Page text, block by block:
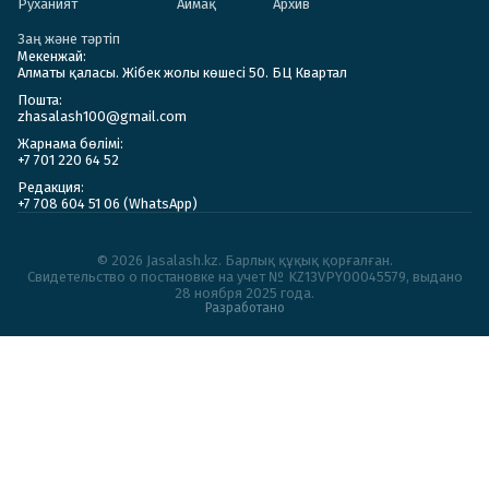
Руханият Аймақ Архив
Заң және тәртіп
Мекенжай:
Алматы қаласы. Жібек жолы көшесі 50. БЦ Квартал
Пошта:
zhasalash100@gmail.com
Жарнама бөлімі:
+7 701 220 64 52
Редакция:
+7 708 604 51 06 (WhatsApp)
© 2026 Jasalash.kz. Барлық құқық қорғалған.
Cвидетельство о постановке на учет № KZ13VPY00045579, выдано
28 ноября 2025 года.
Разработано